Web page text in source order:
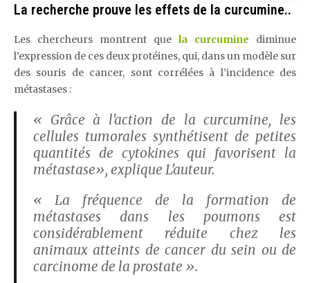
La recherche prouve les effets de la curcumine..
Les chercheurs montrent que la curcumine diminue
l’expression de ces deux protéines, qui, dans un modèle sur
des souris de cancer, sont corrélées à l’incidence des
métastases :
« Grâce à l’action de la curcumine, les
cellules tumorales synthétisent de petites
quantités de cytokines qui favorisent la
métastase», explique L’auteur.
« La fréquence de la formation de
métastases dans les poumons est
considérablement réduite chez les
animaux atteints de cancer du sein ou de
carcinome de la prostate ».